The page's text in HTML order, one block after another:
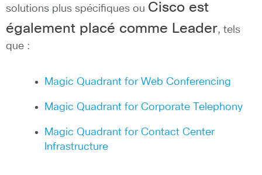
solutions plus spécifiques ou Cisco est
également placé comme Leader, tels
que :
Magic Quadrant for Web Conferencing
Magic Quadrant for Corporate Telephony
Magic Quadrant for Contact Center
Infrastructure